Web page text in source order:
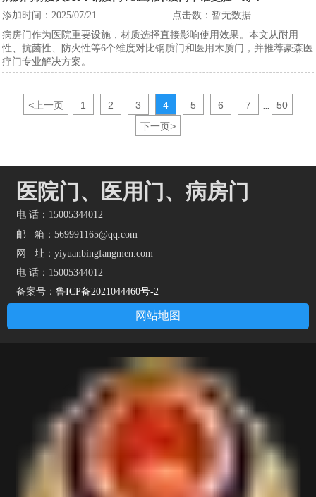
添加时间：2025/07/21
点击数：暂无数据
病房门作为医院重要设施，材质选择直接影响使用效果。本文从耐用
性、抗菌性、防火性等6个维度对比钢质门和医用木质门，并推荐豪森医
疗门专业解决方案。
< 上一页 1 2 3 4 5 6 7
50
下一页>
医院门、医用门、病房门
电 话：15005344012
邮 箱：569991165@qq.com
网 址： yiyuanbingfangmen.com
电 话：15005344012
备案号： 鲁ICP备2021044460号-2
网站地图